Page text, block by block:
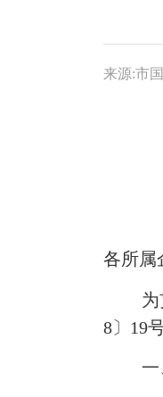
来源:市
各所属
8〕19